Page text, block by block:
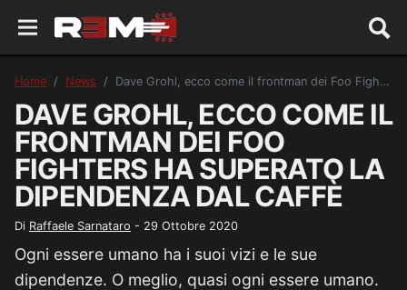
Home News Dave Grohl, ecco come il frontman dei Foo Fighters ha superato la dipendenza dal caffè
DAVE GROHL, ECCO COME IL
FRONTMAN DEI FOO
FIGHTERS HA SUPERATO LA
DIPENDENZA DAL CAFFÈ
Di Raffaele Sarnataro - 29 Ottobre 2020
Ogni essere umano ha i suoi vizi e le sue
dipendenze. O meglio, quasi ogni essere umano.